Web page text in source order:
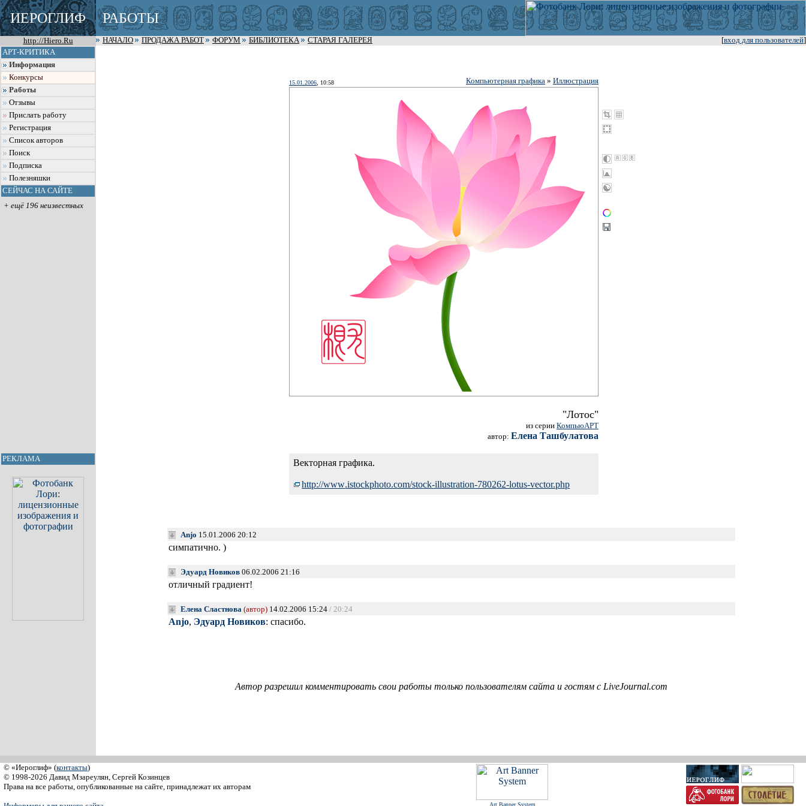
ИЕРОГЛИФ РАБОТЫ
http://Hiero.Ru [вход для пользователей]
НАЧАЛО ПРОДАЖА РАБОТ ФОРУМ БИБЛИОТЕКА
СТАРАЯ ГАЛЕРЕЯ
АРТ-КРИТИКА
Информация
Конкурсы
Работы
Отзывы
Прислать работу
Регистрация
Список авторов
Поиск
Подписка
Полезняшки
СЕЙЧАС НА САЙТЕ
+ ещё 196 неизвестных
РЕКЛАМА
15.01.2006 , 10:58 Компьютерная графика » Иллюстрация
"Лотос"
из серии КомпьюАРТ
автор: Елена Ташбулатова
Векторная графика.
http://www.istockphoto.com/stock-illustration-780262-lotus-vector.php
Anjo 15.01.2006 20:12
симпатично. )
Эдуард Новиков06.02.2006 21:16
отличный градиент!
Елена Сластнова (автор)14.02.2006 15:24 / 20:24
Anjo, Эдуард Новиков: спасибо.
Автор разрешил комментировать свои работы только пользователям сайта и гостям с LiveJournal.com
© «Иероглиф» (контакты)
© 1998-2026 Давид Мзареулян, Сергей Козинцев
Права на все работы, опубликованные на сайте, принадлежат их авторам
Art Banner System